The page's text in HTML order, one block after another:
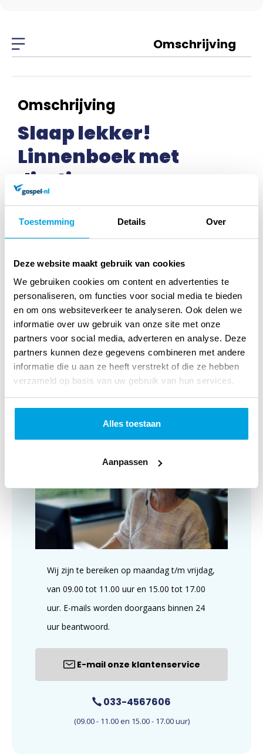
Toestemming Details Over
Deze website maakt gebruik van cookies
We gebruiken cookies om content en advertenties te
personaliseren, om functies voor social media te bieden
en om ons websiteverkeer te analyseren. Ook delen we
informatie over uw gebruik van onze site met onze
partners voor social media, adverteren en analyse. Deze
partners kunnen deze gegevens combineren met andere
informatie die u aan ze heeft verstrekt of die ze hebben
verzameld op basis van uw gebruik van hun services.
Alles toestaan
Aanpassen
Omschrijving
Omschrijving
Slaap lekker!
Linnenboek met
diertje om
Specificaties
Titel:
Slaap lekker! Linnenboek met diertje
om
NUR-code: 271
Categorie: Peuterboeken
Art.nr.: 9789403245140
Verschijningsdatum: Mei 2026
Klantenservice
Wij zijn te bereiken op maandag t/m vrijdag,
van 09.00 tot 11.00 uur en 15.00 tot 17.00
uur. E-mails worden doorgaans binnen 24
uur beantwoord.
E-mail onze klantenservice
033-4567606
(09.00 - 11.00 en 15.00 - 17.00 uur)